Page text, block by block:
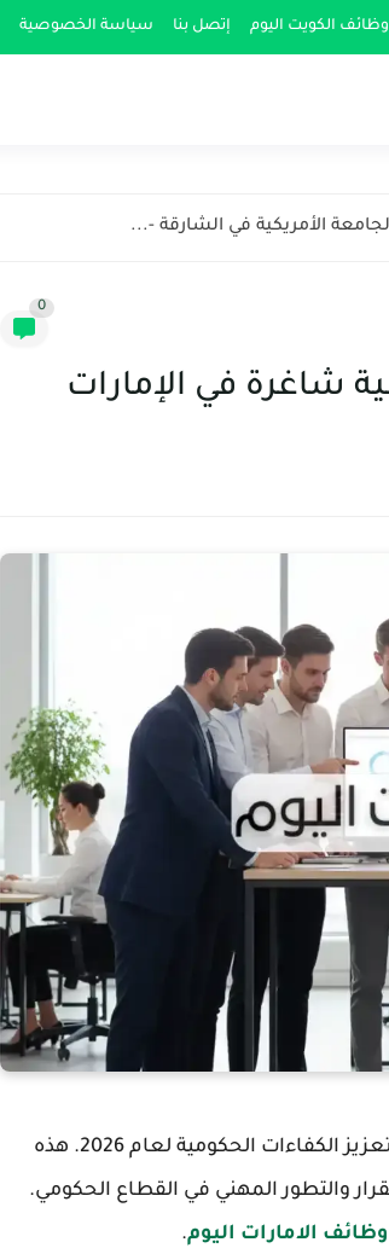
وظائف الكويت اليوم إتصل بنا سياسة الخصوصية
الأمريكية في الشارقة -...
0
تعلن محاكم دبي عن فرص وظيفية استثنائية ضمن جهودها لتعزيز الكفاءات الحكومية لعام 2026. هذه
والتطور المهني في القطاع الحكومي.
وظائف الامارات اليوم.